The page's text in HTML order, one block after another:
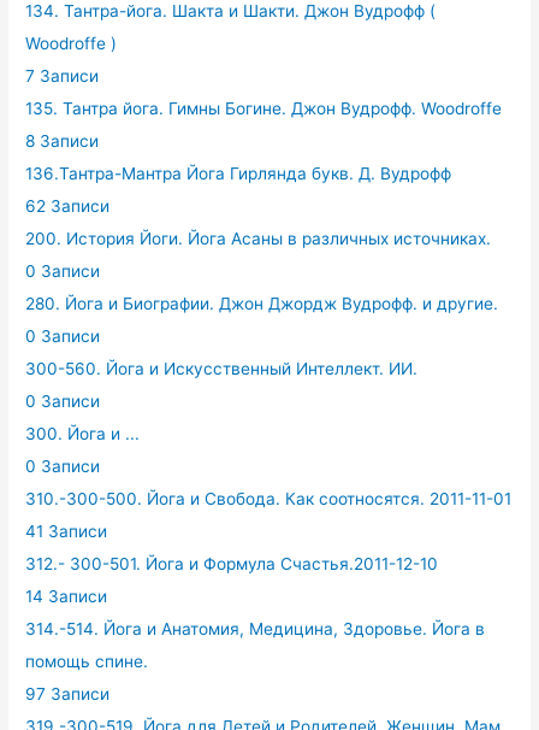
134. Тантра-йога. Шакта и Шакти. Джон Вудрофф (
Woodroffe )
7 Записи
135. Тантра йога. Гимны Богине. Джон Вудрофф. Woodroffe
8 Записи
136.Тантра-Мантра Йога Гирлянда букв. Д. Вудрофф
62 Записи
200. История Йоги. Йога Асаны в различных источниках.
0 Записи
280. Йога и Биографии. Джон Джордж Вудрофф. и другие.
0 Записи
300-560. Йога и Искусственный Интеллект. ИИ.
0 Записи
300. Йога и ...
0 Записи
310.-300-500. Йога и Свобода. Как соотносятся. 2011-11-01
41 Записи
312.- 300-501. Йога и Формула Счастья.2011-12-10
14 Записи
314.-514. Йога и Анатомия, Медицина, Здоровье. Йога в
помощь спине.
97 Записи